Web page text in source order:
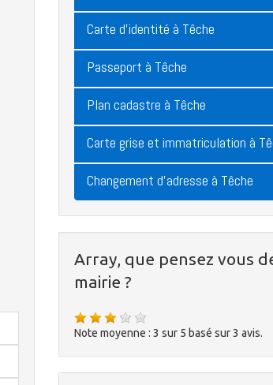
Carte d'identité à Têche
Passeport à Têche
Plan cadastre à Têche
Carte grise et immatriculation à
Changement d'adresse à Têche
Array, que pensez vous
mairie ?
Note moyenne : 3 sur 5 basé sur3 avis.